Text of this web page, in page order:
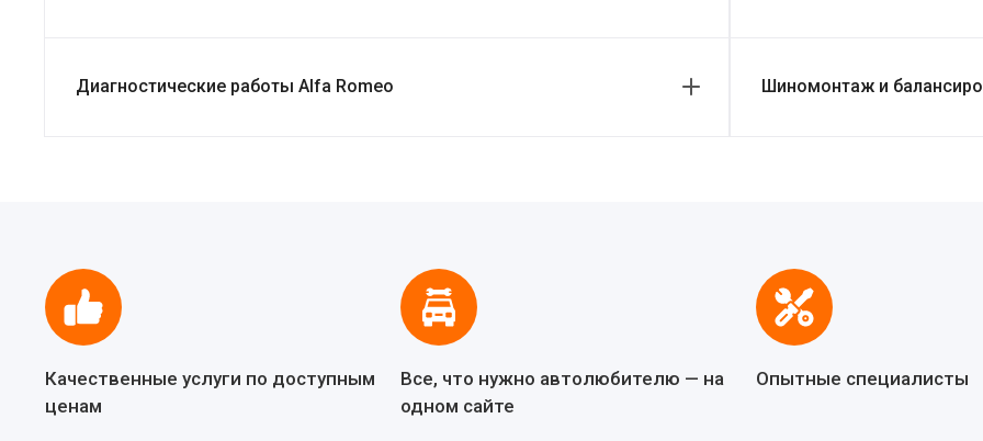
Диагностические работы Alfa Romeo Шиномонтаж и
Качественные услуги по доступным
ценам
Все, что нужно автолюбителю — на
одном сайте
Опытные специалисты